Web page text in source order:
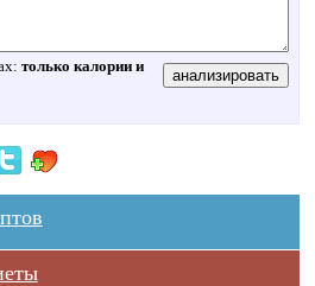
только калории и